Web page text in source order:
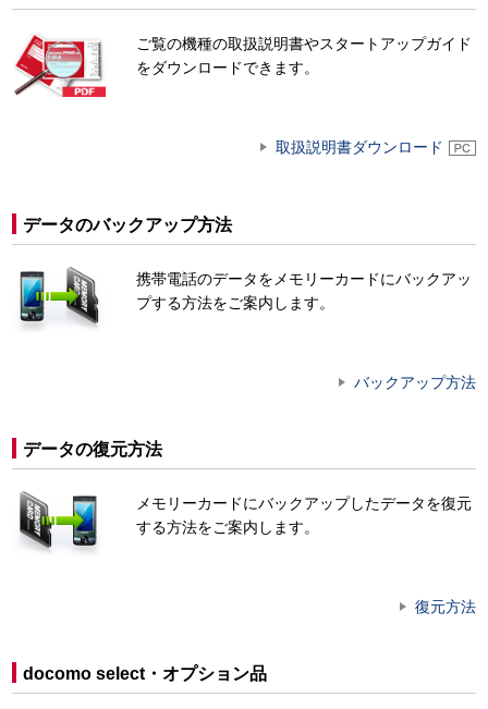
ご覧の機種の取扱説明書やスタートアップガイド
をダウンロードできます。
取扱説明書ダウンロード
データのバックアップ方法
携帯電話のデータをメモリーカードにバックアッ
プする方法をご案内します。
バックアップ方法
データの復元方法
メモリーカードにバックアップしたデータを復元
する方法をご案内します。
復元方法
docomo select・オプション品